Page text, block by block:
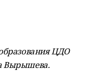
ЦДО
Вырышева.